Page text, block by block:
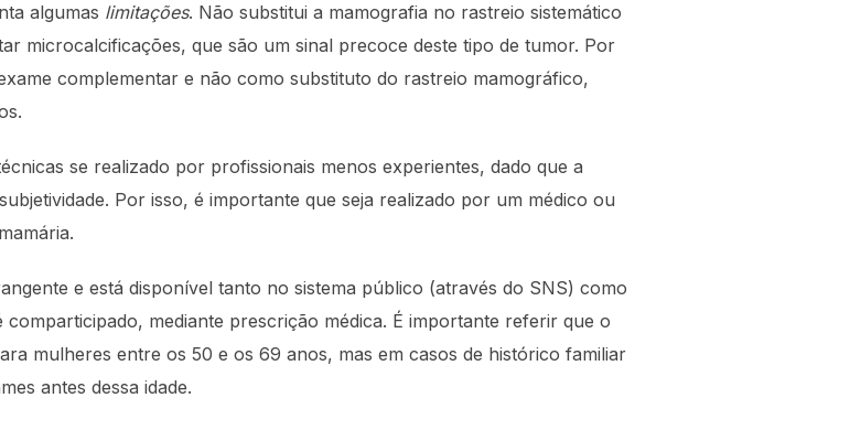
algumas limitações. Não substitui a mamografia no rastreio sistemático
microcalcificações, que são um sinal precoce deste tipo de tumor. Por
complementar e não como substituto do rastreio mamográfico,
se realizado por profissionais menos experientes, dado que a
Por isso, é importante que seja realizado por um médico ou
e está disponível tanto no sistema público (através do SNS) como
mediante prescrição médica. É importante referir que o
mulheres entre os 50 e os 69 anos, mas em casos de histórico familiar
antes dessa idade.